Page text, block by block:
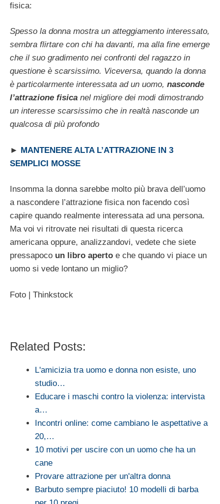
fisica:
Spesso la donna mostra un atteggiamento interessato,
sembra flirtare con chi ha davanti, ma alla fine emerge
che il suo gradimento nei confronti del ragazzo in
questione è scarsissimo. Viceversa, quando la donna
è particolarmente interessata ad un uomo, nasconde
l’attrazione fisica nel migliore dei modi dimostrando
un interesse scarsissimo che in realtà nasconde un
qualcosa di più profondo
► MANTENERE ALTA L’ATTRAZIONE IN 3
SEMPLICI MOSSE
Insomma la donna sarebbe molto più brava dell’uomo
a nascondere l’attrazione fisica non facendo così
capire quando realmente interessata ad una persona.
Ma voi vi ritrovate nei risultati di questa ricerca
americana oppure, analizzandovi, vedete che siete
pressapoco un libro aperto e che quando vi piace un
uomo si vede lontano un miglio?
Foto | Thinkstock
Related Posts:
L'amicizia tra uomo e donna non esiste, uno
studio…
Educare i maschi contro la violenza: intervista
a…
Incontri online: come cambiano le aspettative a
20,…
10 motivi per uscire con un uomo che ha un
cane
Provare attrazione per un'altra donna
Barbuto sempre piaciuto! 10 modelli di barba